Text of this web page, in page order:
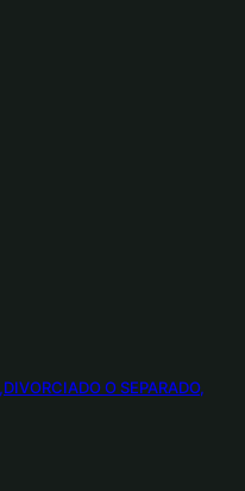
DIVORCIADO O SEPARADO